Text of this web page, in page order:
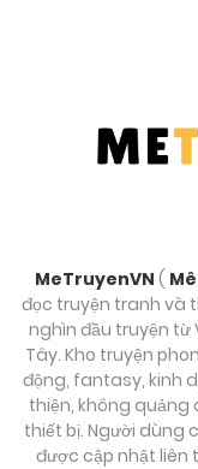
MeTruyenVN (
đọc truyện tranh và
nghìn đầu truyện từ
Tây. Kho truyện
động, fantasy, kinh
thiện, không quảng
thiết bị. Người dùng
được cập nhật liên